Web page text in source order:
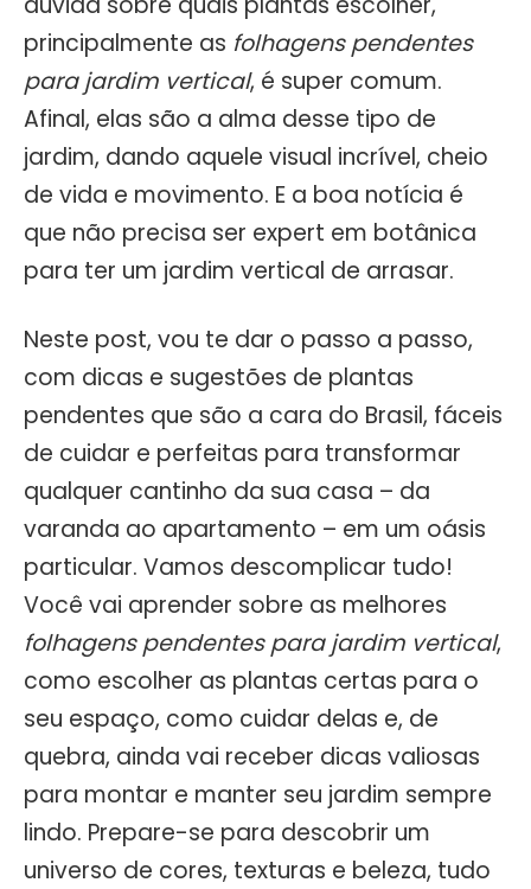
principalmente as folhagens pendentes
para jardim vertical, é super comum.
Afinal, elas são a alma desse tipo de
jardim, dando aquele visual incrível, cheio
de vida e movimento. E a boa notícia é
que não precisa ser expert em botânica
para ter um jardim vertical de arrasar.
Neste post, vou te dar o passo a passo,
com dicas e sugestões de plantas
pendentes que são a cara do Brasil, fáceis
de cuidar e perfeitas para transformar
qualquer cantinho da sua casa – da
varanda ao apartamento – em um oásis
particular. Vamos descomplicar tudo!
Você vai aprender sobre as melhores
folhagens pendentes para jardim vertical,
como escolher as plantas certas para o
seu espaço, como cuidar delas e, de
quebra, ainda vai receber dicas valiosas
para montar e manter seu jardim sempre
lindo. Prepare-se para descobrir um
universo de cores, texturas e beleza, tudo